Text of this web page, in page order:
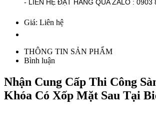
- LIÊN HỆ ĐẶT HÀNG QUA ZALO : 0903
Giá: Liên hệ
THÔNG TIN SẢN PHẨM
Bình luận
Nhận Cung Cấp Thi Công
Khóa Có Xốp Mặt Sau Tại